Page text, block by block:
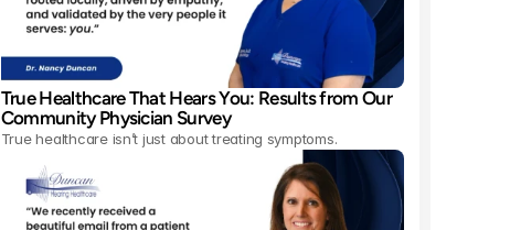
True Healthcare That Hears You: Results from Our
Community Physician Survey
True healthcare isn’t just about treating symptoms.